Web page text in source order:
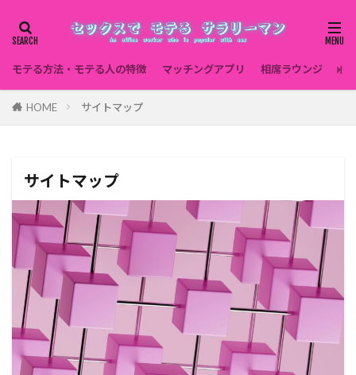
モテる方法・モテる人の特徴 マッチングアプリ 相席ラウンジ セ
HOME サイトマップ
サイトマップ